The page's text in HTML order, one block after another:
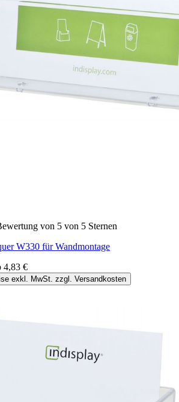
von 5 von 5 Sternen
W330 für Wandmontage
4,83 €
exkl. MwSt. zzgl. Versandkosten